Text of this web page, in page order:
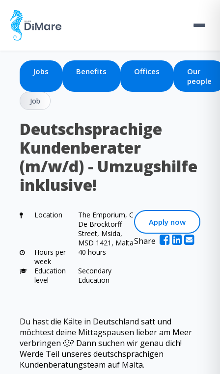
Jobs Benefits Offices
Our
people
Job
Deutschsprachige
Kundenberater
(m/w/d) - Umzugshilfe
inklusive!
Apply now
Share
Location
The Emporium, C
De Brocktorff
Street, Msida,
MSD 1421, Malta
Hours per
week
40 hours
Education
level
Secondary
Education
Du hast die Kälte in Deutschland satt und
möchtest deine Mittagspausen lieber am Meer
verbringen 🙂? Dann suchen wir genau dich!
Werde Teil unseres deutschsprachigen
Kundenberatungsteam auf Malta.